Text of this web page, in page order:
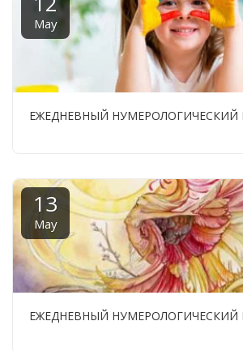
May
ЕЖЕДНЕВНЫЙ НУМЕРОЛОГИЧЕСКИЙ
13
May
ЕЖЕДНЕВНЫЙ НУМЕРОЛОГИЧЕСКИЙ